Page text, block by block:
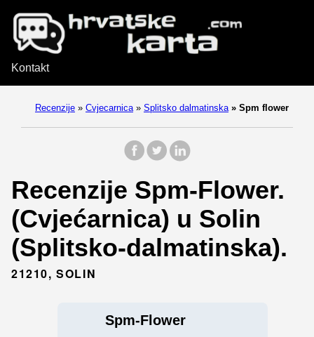
Kontakt
Recenzije » Cvjecarnica » Splitsko dalmatinska » Spm flower
Recenzije Spm-Flower.
(Cvjećarnica) u Solin
(Splitsko-dalmatinska).
21210, SOLIN
Spm-Flower